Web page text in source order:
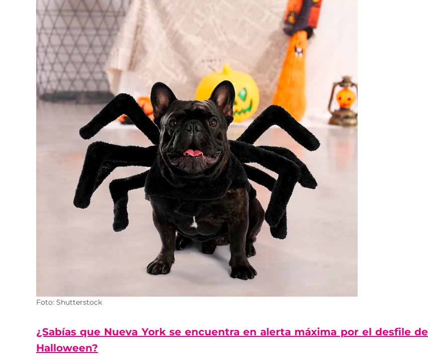
Foto: Shutterstock
¿Sabías que Nueva York se encuentra en alerta máxima por el desfile de
Halloween?